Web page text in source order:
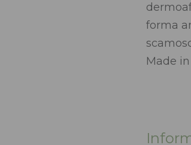
forma
Made